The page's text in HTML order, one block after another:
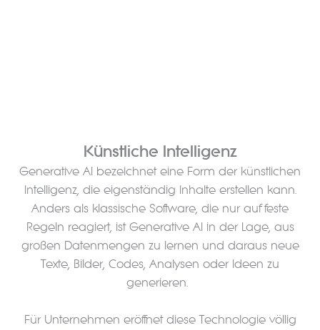
Künstliche Intelligenz
Generative AI bezeichnet eine Form der künstlichen
Intelligenz, die eigenständig Inhalte erstellen kann.
Anders als klassische Software, die nur auf feste
Regeln reagiert, ist Generative AI in der Lage, aus
großen Datenmengen zu lernen und daraus neue
Texte, Bilder, Codes, Analysen oder Ideen zu
generieren.
Für Unternehmen eröffnet diese Technologie völlig